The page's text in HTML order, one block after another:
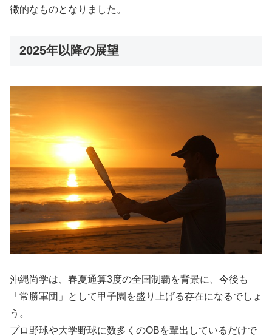
徴的なものとなりました。
2025年以降の展望
沖縄尚学は、春夏通算3度の全国制覇を背景に、今後も
「常勝軍団」として甲子園を盛り上げる存在になるでしょ
う。
プロ野球や大学野球に数多くのOBを輩出しているだけで